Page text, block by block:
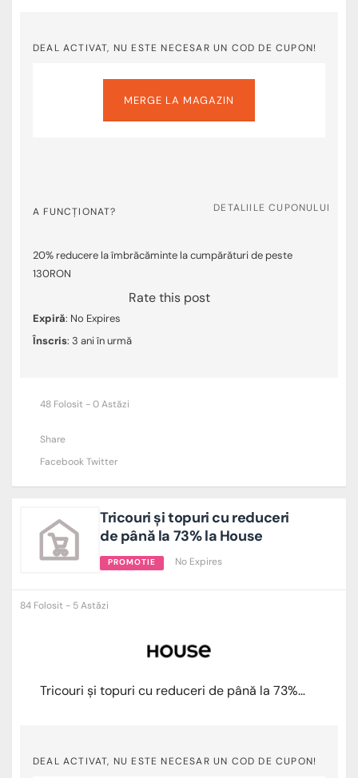
DEAL ACTIVAT, NU ESTE NECESAR UN COD DE CUPON!
MERGE LA MAGAZIN
A FUNCȚIONAT? DETALIILE CUPONULUI
20% reducere la îmbrăcăminte la cumpărături de peste
130RON
Rate this post
Expiră: No Expires
Înscris: 3 ani în urmă
48 Folosit - 0 Astăzi
Share
FacebookTwitter
Tricouri și topuri cu reduceri
de până la 73% la House
PROMOTIE No Expires
84 Folosit - 5 Astăzi
Tricouri și topuri cu reduceri de până la 73% la House
DEAL ACTIVAT, NU ESTE NECESAR UN COD DE CUPON!